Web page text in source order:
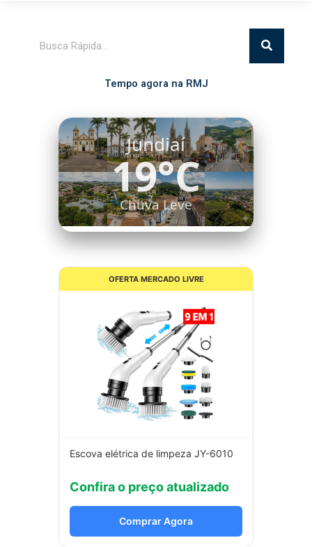
Tempo agora na RMJ
Itatiba
17°C
Algumas Nuvens
OFERTA MERCADO LIVRE
Escova elétrica de limpeza JY-6010
Confira o preço atualizado
Comprar Agora